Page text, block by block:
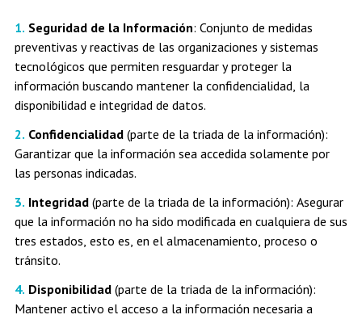
Seguridad de la Información: Conjunto de medidas
preventivas y reactivas de las organizaciones y sistemas
tecnológicos que permiten resguardar y proteger la
información buscando mantener la confidencialidad, la
disponibilidad e integridad de datos.
Confidencialidad(parte de la triada de la información):
Garantizar que la información sea accedida solamente por
las personas indicadas.
Integridad(parte de la triada de la información): Asegurar
que la información no ha sido modificada en cualquiera de sus
tres estados, esto es, en el almacenamiento, proceso o
tránsito.
Disponibilidad(parte de la triada de la información):
Mantener activo el acceso a la información necesaria a